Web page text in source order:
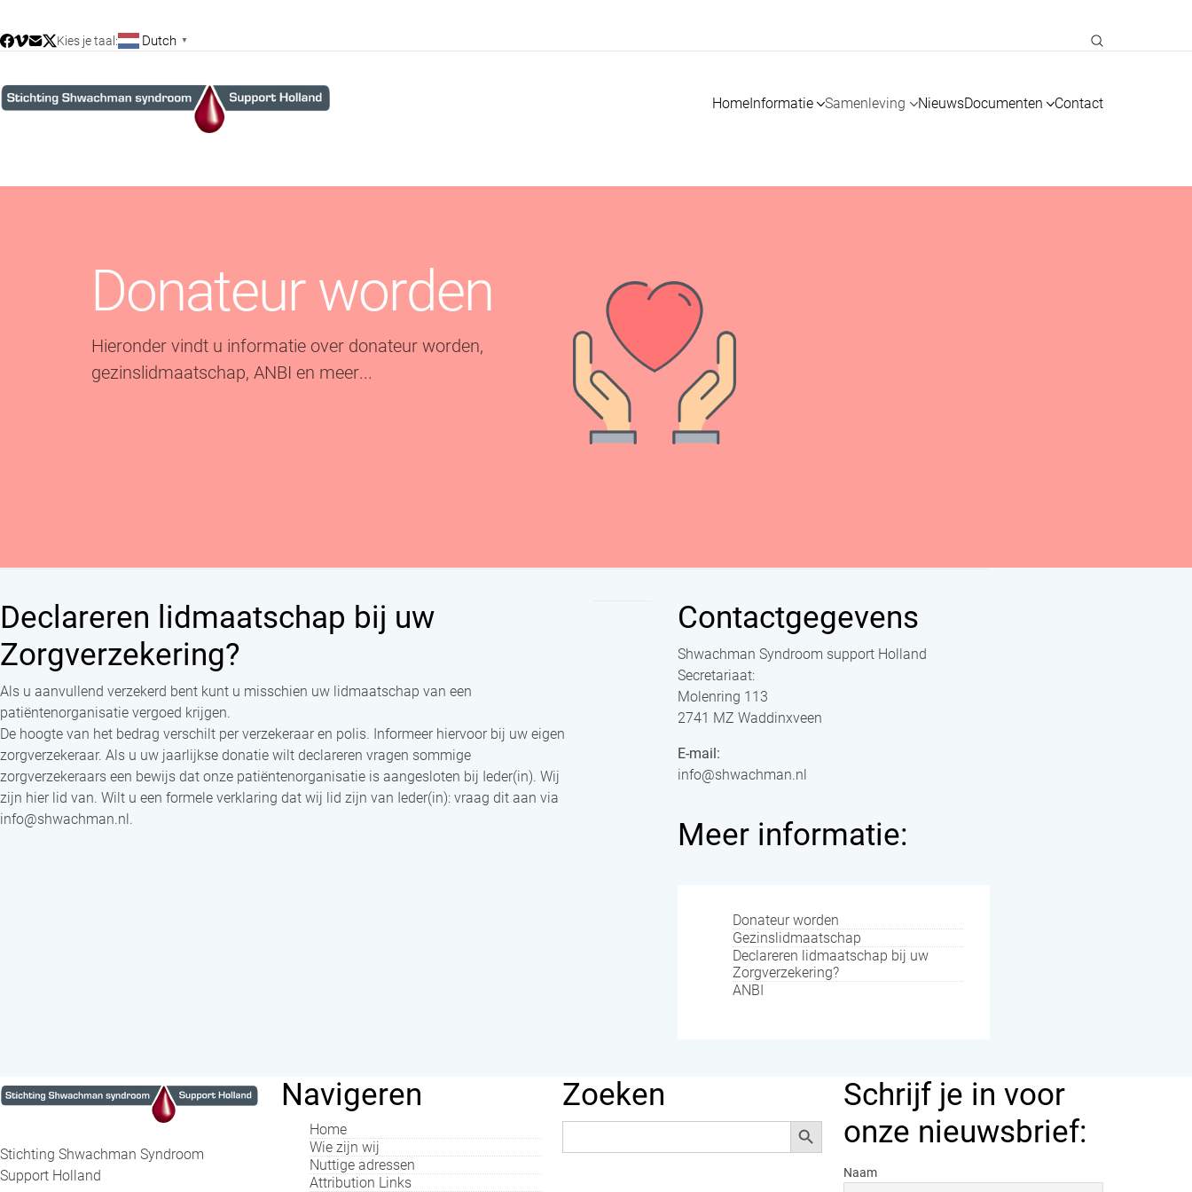
Kies je taal: Dutch ▼
Home Informatie Samenleving NieuwsDocumenten Contact
Donateur worden
Hieronder vindt u informatie over donateur worden,
gezinslidmaatschap, ANBI en meer...
Declareren lidmaatschap bij uw
Zorgverzekering?
Als u aanvullend verzekerd bent kunt u misschien uw lidmaatschap van een
patiëntenorganisatie vergoed krijgen.
De hoogte van het bedrag verschilt per verzekeraar en polis. Informeer hiervoor bij uw eigen
zorgverzekeraar. Als u uw jaarlijkse donatie wilt declareren vragen sommige
zorgverzekeraars een bewijs dat onze patiëntenorganisatie is aangesloten bij Ieder(in). Wij
zijn hier lid van. Wilt u een formele verklaring dat wij lid zijn van Ieder(in): vraag dit aan via
info@shwachman.nl.
Contactgegevens
Shwachman Syndroom support Holland
Secretariaat:
Molenring 113
2741 MZ Waddinxveen
E-mail:
info@shwachman.nl
Meer informatie:
Donateur worden
Gezinslidmaatschap
Declareren lidmaatschap bij uw
Zorgverzekering?
ANBI
Stichting Shwachman Syndroom
Support Holland
Navigeren
Home
Wie zijn wij
Nuttige adressen
Attribution Links
Zoeken
Zoek
Zoekknop
Schrijf je in voor
onze nieuwsbrief:
Naam